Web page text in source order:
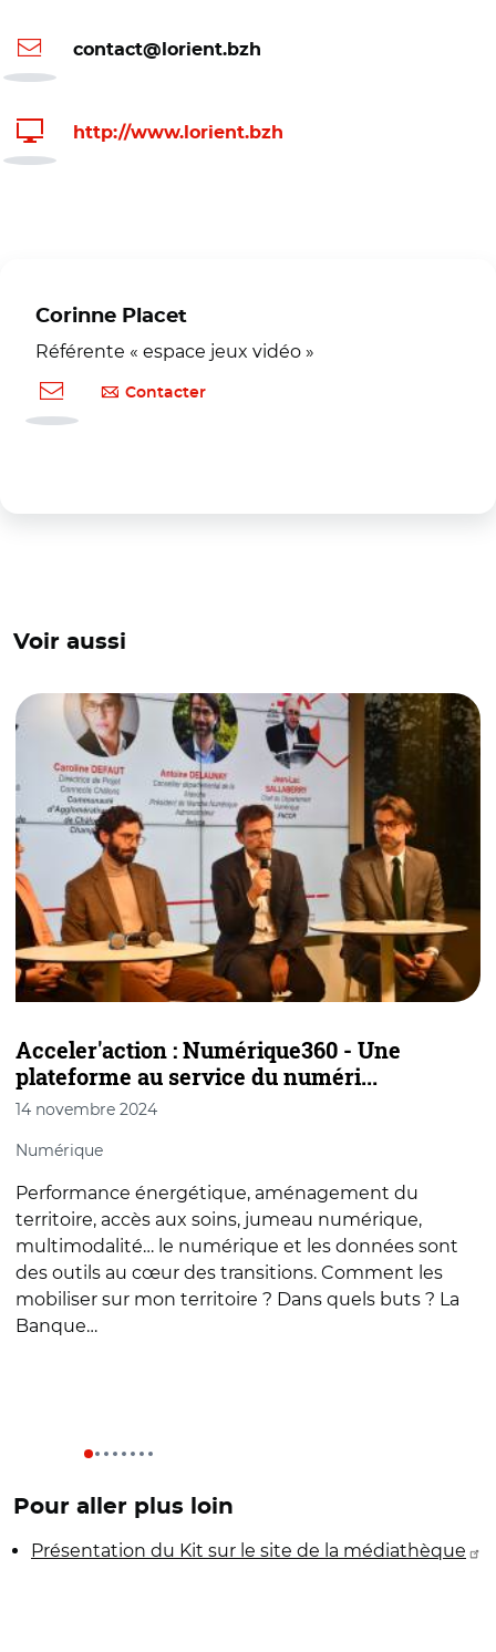
contact@lorient.bzh
http://www.lorient.bzh
Corinne Placet
Référente « espace jeux vidéo »
Contacter
Voir aussi
Acceler'action : Numérique360 - Une
plateforme au service du numéri...
14 novembre 2024
Numérique
Performance énergétique, aménagement du
territoire, accès aux soins, jumeau numérique,
multimodalité… le numérique et les données sont
des outils au cœur des transitions. Comment les
mobiliser sur mon territoire ? Dans quels buts ? La
Banque…
Pour aller plus loin
Présentation du Kit sur le site de la médiathèque